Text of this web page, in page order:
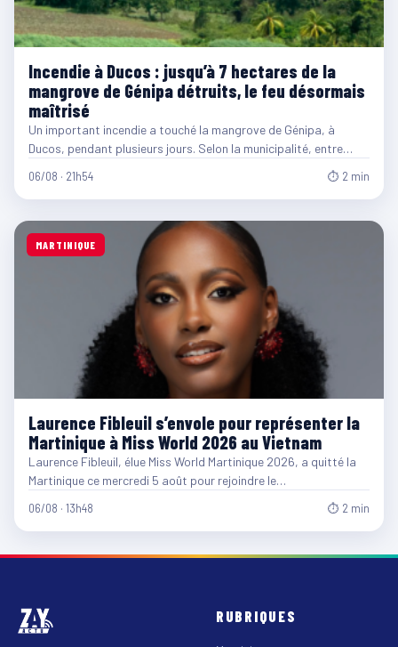
Incendie à Ducos : jusqu’à 7 hectares de la
mangrove de Génipa détruits, le feu désormais
maîtrisé
Un important incendie a touché la mangrove de Génipa, à
Ducos, pendant plusieurs jours. Selon la municipalité, entre…
06/08 · 21h54 ⏱ 2 min
MARTINIQUE
Laurence Fibleuil s’envole pour représenter la
Martinique à Miss World 2026 au Vietnam
Laurence Fibleuil, élue Miss World Martinique 2026, a quitté la
Martinique ce mercredi 5 août pour rejoindre le…
06/08 · 13h48 ⏱ 2 min
RUBRIQUES